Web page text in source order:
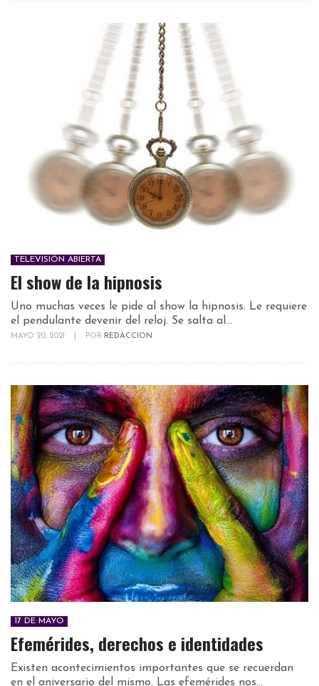
TELEVISIÓN ABIERTA
El show de la hipnosis
Uno muchas veces le pide al show la hipnosis. Le requiere
el pendulante devenir del reloj. Se salta al...
MAYO 20, 2021 POR REDACCION
17 DE MAYO
Efemérides, derechos e identidades
Existen acontecimientos importantes que se recuerdan
en el aniversario del mismo. Las efemérides nos...